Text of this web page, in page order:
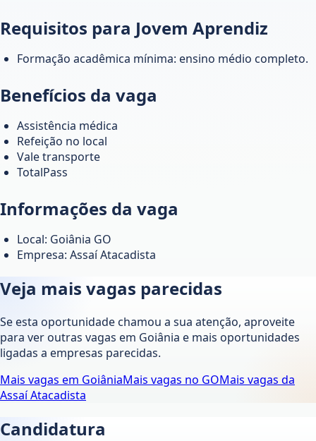
Requisitos para Jovem Aprendiz
Formação acadêmica mínima: ensino médio completo.
Benefícios da vaga
Assistência médica
Refeição no local
Vale transporte
TotalPass
Informações da vaga
Local: Goiânia GO
Empresa: Assaí Atacadista
Veja mais vagas parecidas
Se esta oportunidade chamou a sua atenção, aproveite
para ver outras vagas em Goiânia e mais oportunidades
ligadas a empresas parecidas.
Mais vagas em GoiâniaMais vagas no GOMais vagas da
Assaí Atacadista
Candidatura